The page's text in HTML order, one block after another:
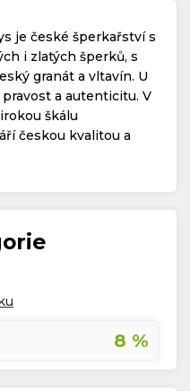
práva vyhrazena.
je české šperkařství s
i zlatých šperků, s
granát a vltavín. U
a autenticitu. V
škálu
českou kvalitou a
8 %